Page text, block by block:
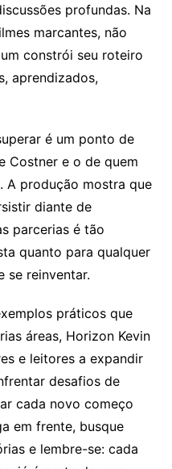
profundas. Na
marcantes, não
constrói seu roteiro
aprendizados,
é um ponto de
Costner e o de quem
A produção mostra que
diante de
parcerias é tão
quanto para qualquer
se reinventar.
práticos que
áreas, Horizon Kevin
e leitores a expandir
desafios de
cada novo começo
em frente, busque
e lembre-se: cada